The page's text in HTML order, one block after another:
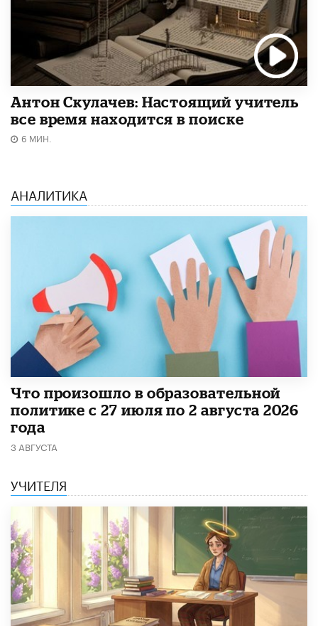
Антон Скулачев: Настоящий учитель
все время находится в поиске
6 МИН.
АНАЛИТИКА
​Что произошло в образовательной
политике с 27 июля по 2 августа 2026
года
3 АВГУСТА
УЧИТЕЛЯ